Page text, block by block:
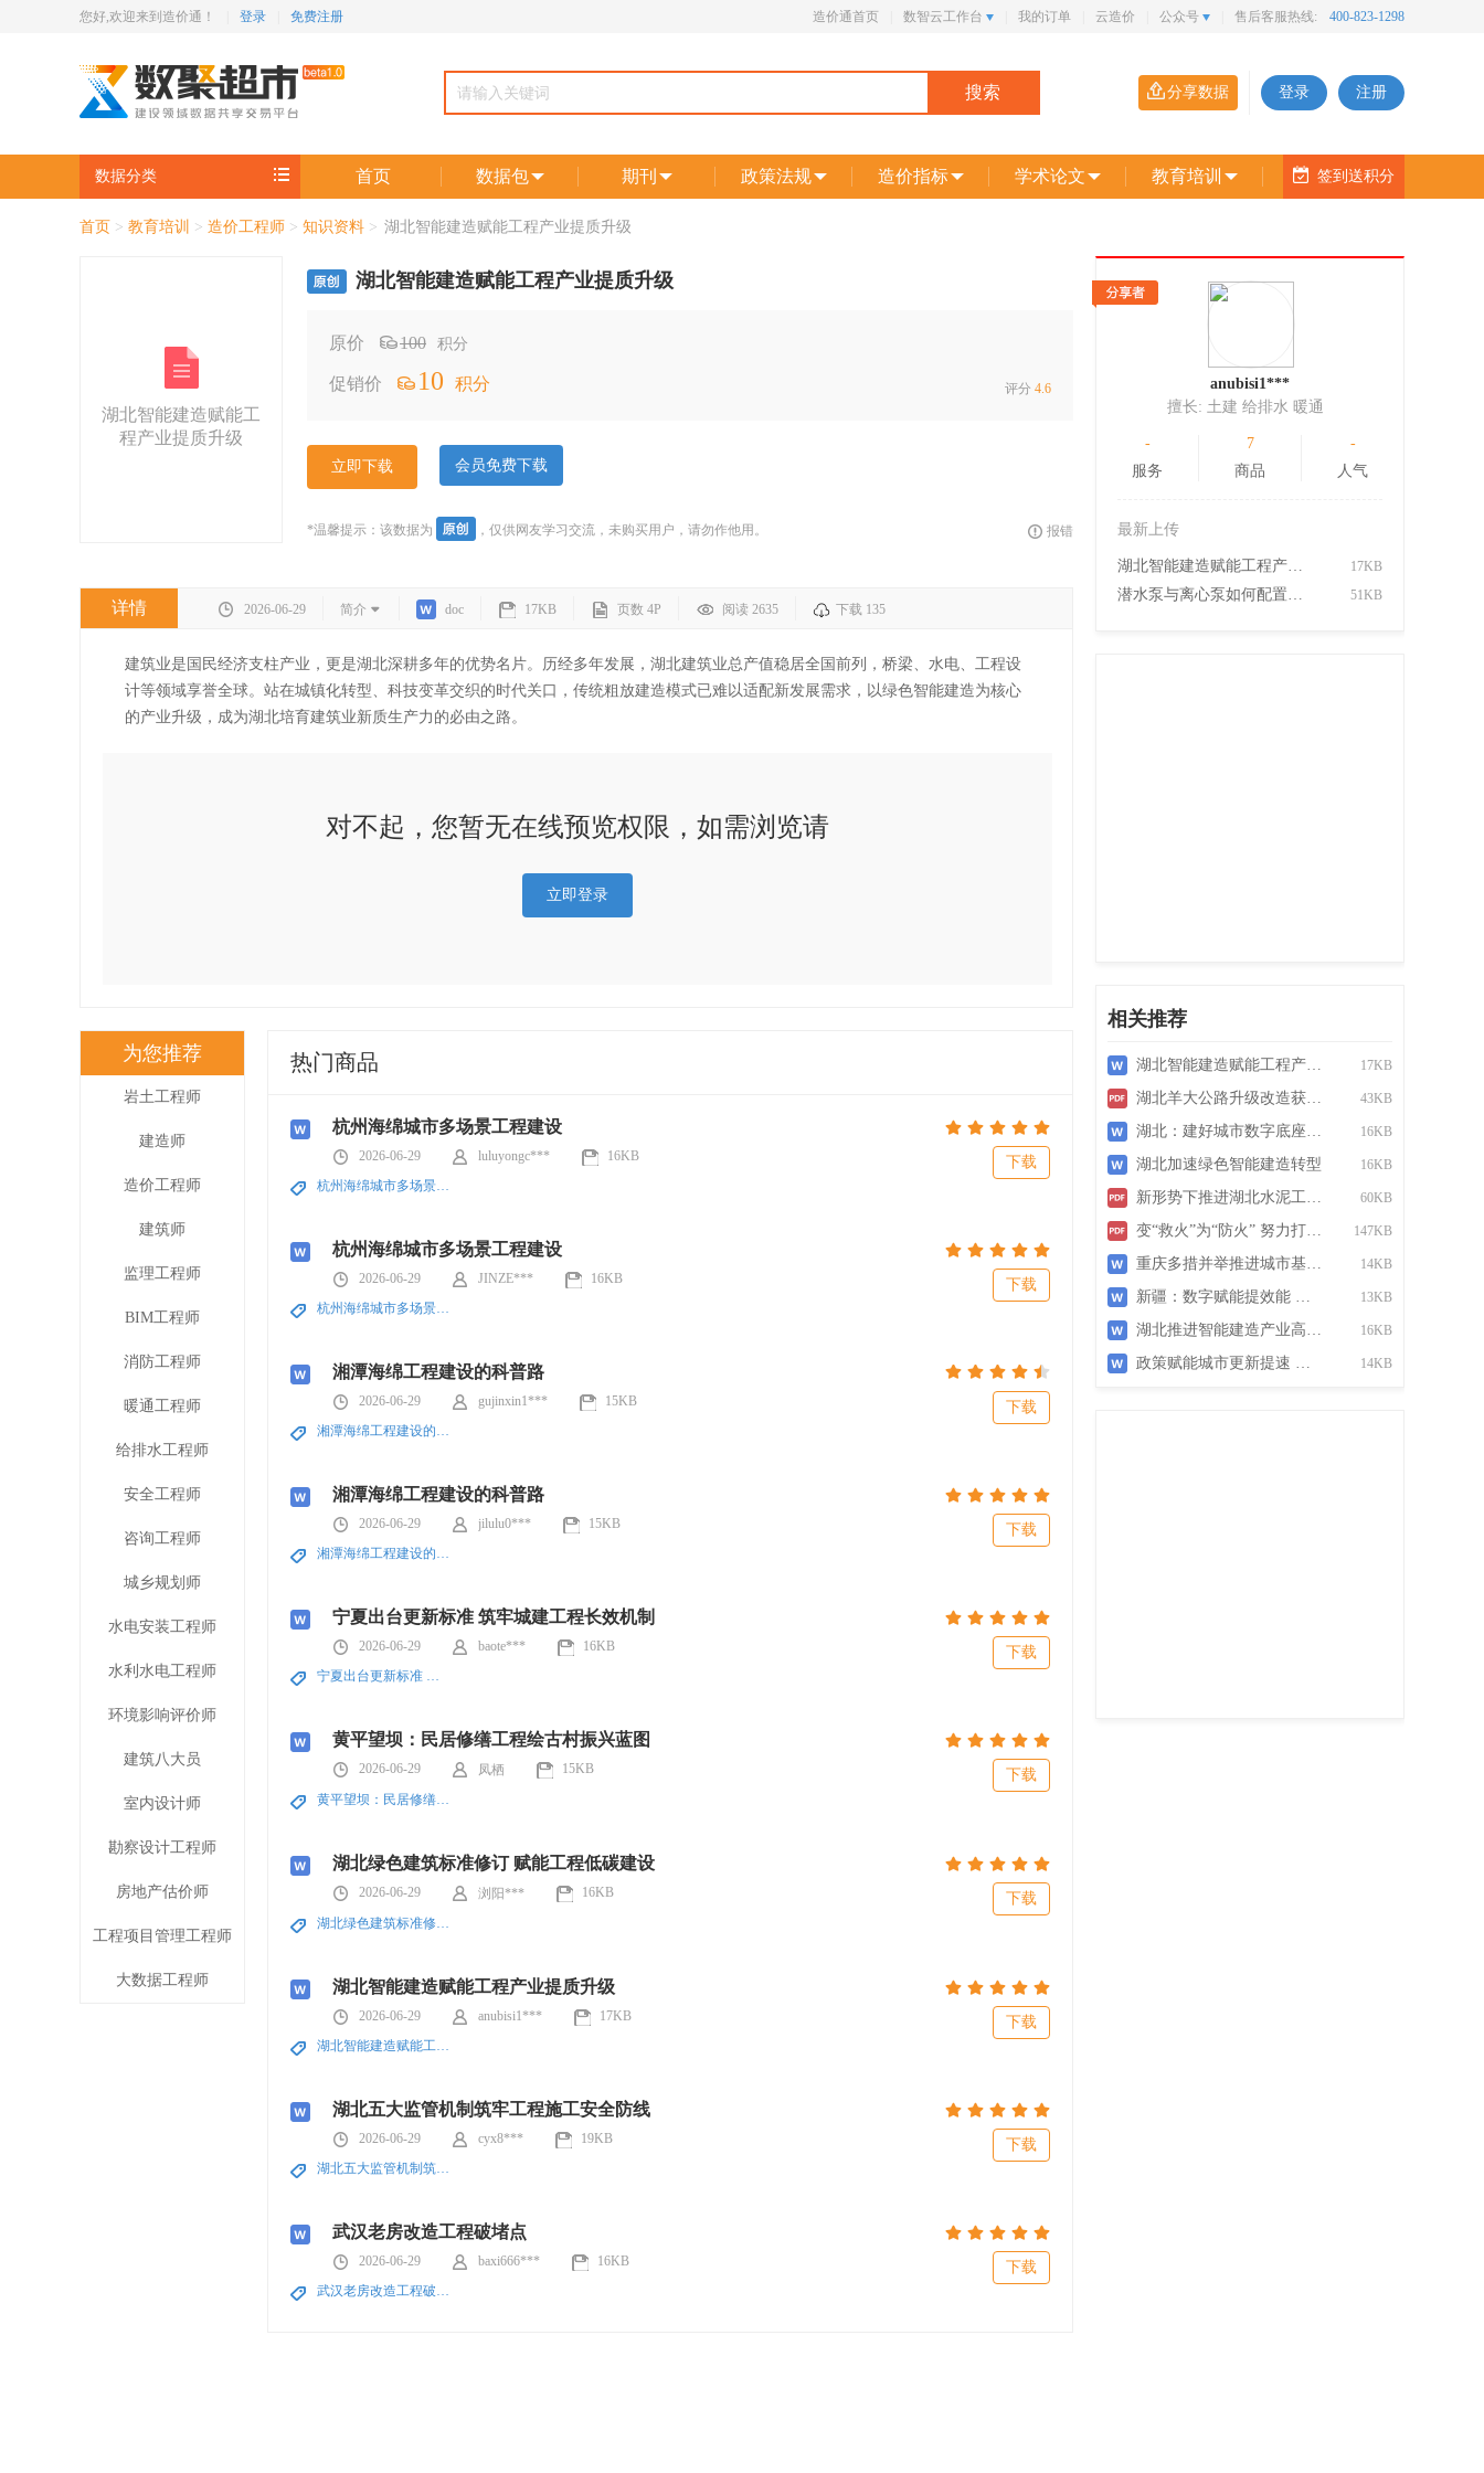
您好,欢迎来到造价通！ 登录 免费注册 造价通首页 数智云工作台 我的订单 云造价 公众号 售后客服热线: 400-823-1298
搜索 登录 注册
分享数据
数据分类 首页 数据包 期刊 政策法规 造价指标 学术论文 教育培训 签到送积分
首页 > 教育培训 > 造价工程师 > 知识资料 > 湖北智能建造赋能工程产业提质升级
湖北智能建造赋能工
程产业提质升级
湖北智能建造赋能工程产业提质升级
原价 100 积分
促销价 10 评分 4.6
积分
立即下载 会员免费下载
*温馨提示：该数据为 ，仅供网友学习交流，未购买用户，请勿作他用。 报错
详情 2026-06-29 简介 doc 17KB 页数 4P 阅读 2635 下载 135
建筑业是国民经济支柱产业，更是湖北深耕多年的优势名片。历经多年发展，湖北建筑业总产值稳居全国前列，桥梁、水电、工程设
计等领域享誉全球。站在城镇化转型、科技变革交织的时代关口，传统粗放建造模式已难以适配新发展需求，以绿色智能建造为核心
的产业升级，成为湖北培育建筑业新质生产力的必由之路。
对不起，您暂无在线预览权限，如需浏览请
立即登录
为您推荐
岩土工程师
建造师
造价工程师
建筑师
监理工程师
BIM工程师
消防工程师
暖通工程师
给排水工程师
安全工程师
咨询工程师
城乡规划师
水电安装工程师
水利水电工程师
环境影响评价师
建筑八大员
室内设计师
勘察设计工程师
房地产估价师
工程项目管理工程师
大数据工程师
热门商品
杭州海绵城市多场景工程建设
2026-06-29 luluyongc*** 16KB 下载
杭州海绵城市多场景工程建设
杭州海绵城市多场景工程建设
2026-06-29 JINZE*** 16KB 下载
杭州海绵城市多场景工程建设
湘潭海绵工程建设的科普路
2026-06-29 gujinxin1*** 15KB 下载
湘潭海绵工程建设的科普路
湘潭海绵工程建设的科普路
2026-06-29 jilulu0*** 15KB 下载
湘潭海绵工程建设的科普路
宁夏出台更新标准 筑牢城建工程长效机制
2026-06-29 baote*** 16KB 下载
宁夏出台更新标准 筑牢城建工程长效机制
黄平望坝：民居修缮工程绘古村振兴蓝图
2026-06-29 凤栖 15KB 下载
黄平望坝：民居修缮工程绘古村振兴蓝图
湖北绿色建筑标准修订 赋能工程低碳建设
2026-06-29 浏阳*** 16KB 下载
湖北绿色建筑标准修订 赋能工程低碳建设
湖北智能建造赋能工程产业提质升级
2026-06-29 anubisi1*** 17KB 下载
湖北智能建造赋能工程产业提质升级
湖北五大监管机制筑牢工程施工安全防线
2026-06-29 cyx8*** 19KB 下载
湖北五大监管机制筑牢工程施工安全防线
武汉老房改造工程破堵点
2026-06-29 baxi666*** 16KB 下载
武汉老房改造工程破堵点
anubisi1***
擅长: 土建 给排水 暖通
-
服务
7
商品
-
人气
最新上传
湖北智能建造赋能工程产业提质升级 17KB
潜水泵与离心泵如何配置及其功能特点 51KB
相关推荐
湖北智能建造赋能工程产业 升级
17KB
湖北羊大公路升级改造获批准立项 43KB
湖北 ：建好城市数字底座 数字住建高质量发
16KB
湖北加速绿色智能建造转型 16KB
新形势下推进湖北水泥工业转型 升级的思考
60KB
变“救火”为“防火” 努力打造平安 湖北升
147KB
重庆多措并举推进城市基础设施 提质升
14KB
新疆：数字赋能提效能 民生实事暖人心 13KB
湖北推进智能建造产业高质量发展 16KB
政策赋能城市更新提速 老旧改造与 产业
14KB